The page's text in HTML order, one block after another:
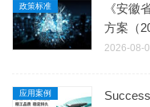
政策标准
《安徽
方案（
2026-08-
应用案例